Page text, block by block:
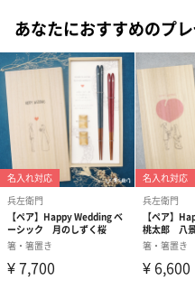
お箸はけずりの表情を生かし
な印象に仕上げました。
中台紙のメッセージ
ありがとう／おめでとうのどち
あなたにおすすめのプ